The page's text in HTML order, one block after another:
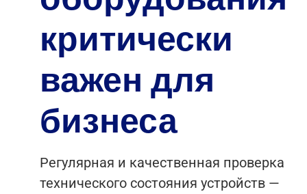
критически
важен для
бизнеса
Регулярная и качественная проверка
технического состояния устройств —